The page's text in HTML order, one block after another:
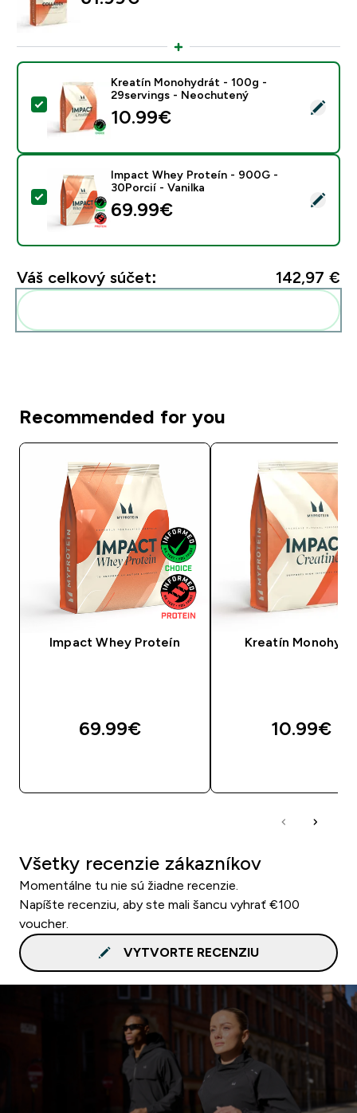
Vybrať tento produkt - Kreatín Monohydrát - 100g -
Kreatín Monohydrát - 100g -
29servings - Neochutený
10.99€‎
Vybrať tento produkt - Impact Whey Proteín - 900G
Impact Whey Proteín - 900G -
30Porcií - Vanilka
69.99€‎
Váš celkový súčet: 142,97 €‎
Recommended for you
Impact Whey Proteín
69.99€‎
Kreatín
10.99€‎
Všetky recenzie zákazníkov
Momentálne tu nie sú žiadne recenzie.
Napíšte recenziu, aby ste mali šancu vyhrať €100
voucher.
VYTVORTE RECENZIU